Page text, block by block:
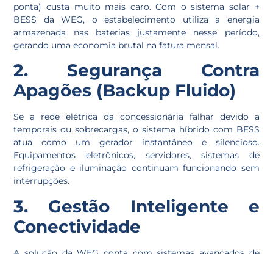
ponta) custa muito mais caro. Com o sistema solar +
BESS da WEG, o estabelecimento utiliza a energia
armazenada nas baterias justamente nesse período,
gerando uma economia brutal na fatura mensal.
2. Segurança Contra
Apagões (Backup Fluido)
Se a rede elétrica da concessionária falhar devido a
temporais ou sobrecargas, o sistema híbrido com BESS
atua como um gerador instantâneo e silencioso.
Equipamentos eletrônicos, servidores, sistemas de
refrigeração e iluminação continuam funcionando sem
interrupções.
3. Gestão Inteligente e
Conectividade